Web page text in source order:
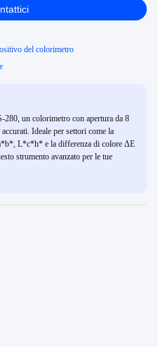
del colorimetro
un colorimetro con apertura da 8
Ideale per settori come la
L*c*h* e la differenza di colore ΔE
strumento avanzato per le tue